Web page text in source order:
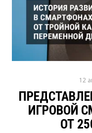
12
ИГРОВОЙ
ОТ